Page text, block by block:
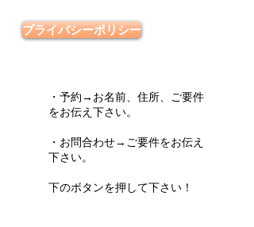
プライバシーポリシー
・予約→お名前、住所、ご要件
をお伝え下さい。
・お問合わせ→ご要件をお伝え
下さい。
下のボタンを押して下さい！